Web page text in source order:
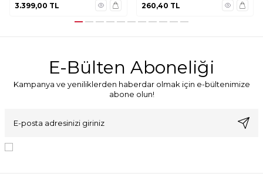
3.399,00 TL 260,40 TL
E-Bülten Aboneliği
Kampanya ve yeniliklerden haberdar olmak için e-bültenimize
abone olun!